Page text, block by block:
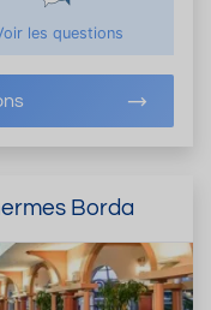
les questions
Borda